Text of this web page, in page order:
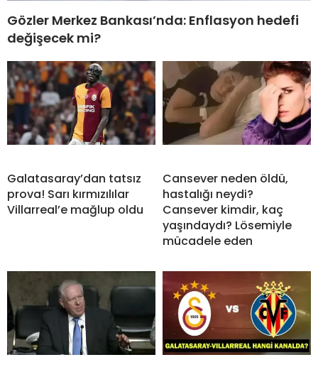
Gözler Merkez Bankası’nda: Enflasyon hedefi
değişecek mi?
Galatasaray’dan tatsız
prova! Sarı kırmızılılar
Villarreal’e mağlup oldu
Cansever neden öldü,
hastalığı neydi?
Cansever kimdir, kaç
yaşındaydı? Lösemiyle
mücadele eden